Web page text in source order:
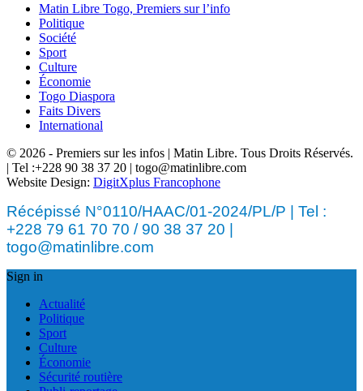
Matin Libre Togo, Premiers sur l’info
Politique
Société
Sport
Culture
Économie
Togo Diaspora
Faits Divers
International
© 2026 - Premiers sur les infos | Matin Libre. Tous Droits Réservés.
| Tel :+228 90 38 37 20 | togo@matinlibre.com
Website Design: DigitXplus Francophone
Récépissé N°0110/HAAC/01-2024/PL/P | Tel :
+228 79 61 70 70 / 90 38 37 20 |
togo@matinlibre.com
Sign in
Actualité
Politique
Sport
Culture
Économie
Sécurité routière